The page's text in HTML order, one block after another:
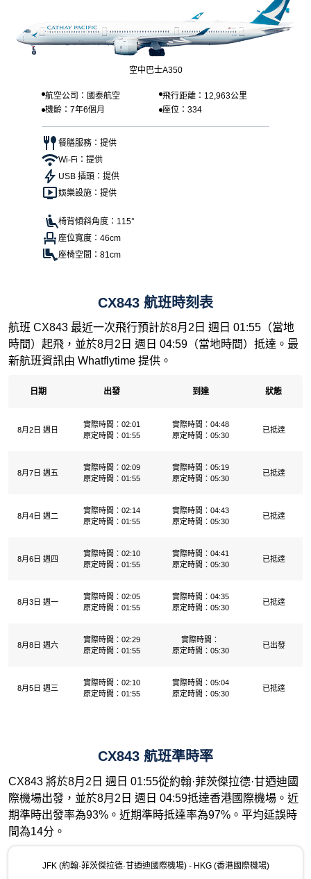
空中巴士A350
航空公司：國泰航空
飛行距離：12,963公里
機齡：7年6個月
座位：334
餐膳服務：提供
Wi-Fi：提供
USB 插頭：提供
娛樂設施：提供
椅背傾斜角度：115°
座位寬度：46cm
座椅空間：81cm
CX843 航班時刻表
航班 CX843 最近一次飛行預計於8月2日 週日 01:55（當地
時間）起飛，並於8月2日 週日 04:59（當地時間）抵達。最
新航班資訊由 Whatflytime 提供。
日期 出發 到達 狀態
8月2日 週日
實際時間：02:01
原定時間：01:55
實際時間：04:48
原定時間：05:30
已抵達
8月7日 週五
實際時間：02:09
原定時間：01:55
實際時間：05:19
原定時間：05:30
已抵達
8月4日 週二
實際時間：02:14
原定時間：01:55
實際時間：04:43
原定時間：05:30
已抵達
8月6日 週四
實際時間：02:10
原定時間：01:55
實際時間：04:41
原定時間：05:30
已抵達
8月3日 週一
實際時間：02:05
原定時間：01:55
實際時間：04:35
原定時間：05:30
已抵達
8月8日 週六
實際時間：02:29
原定時間：01:55
實際時間：
原定時間：05:30
已出發
8月5日 週三
實際時間：02:10
原定時間：01:55
實際時間：05:04
原定時間：05:30
已抵達
CX843 航班準時率
CX843 將於8月2日 週日 01:55從約翰·菲茨傑拉德·甘迺迪國
際機場出發，並於8月2日 週日 04:59抵達香港國際機場。近
期準時出發率為93%。近期準時抵達率為97%。平均延誤時
間為14分。
JFK (約翰·菲茨傑拉德·甘迺迪國際機場) - HKG (香港國際機場)